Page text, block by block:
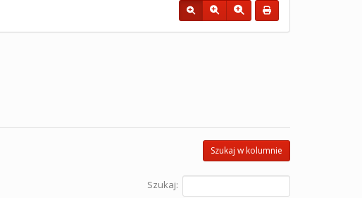
Szukaj w kolumnie
Szukaj: